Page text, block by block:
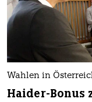
Wahlen in
Haider-Bonus